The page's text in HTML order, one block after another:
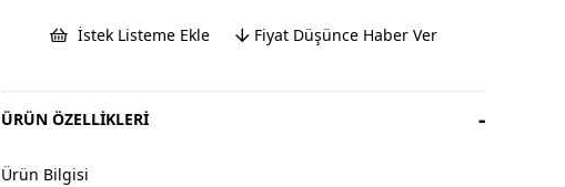
İstek Listeme Ekle Fiyat Düşünce Haber Ver
ÜRÜN ÖZELLIKLERI
Ürün Bilgisi